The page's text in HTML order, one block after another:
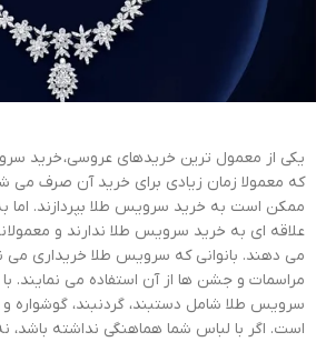
یکی از معمول ترین خریدهای عروسی، خرید
که معمولا زمان زیادی برای خرید آن صرف می
ممکن است به خرید سرویس طلا بپردازند. اما
علاقه ای به خرید سرویس طلا ندارند و معمولا
می دهند. بانوانی که سرویس طلا خریداری می
مراسمات و جشن ها از آن استفاده می نمایند.
سرویس طلا شامل دستبند، گردنبند، گوشواره و
است. اگر با لباس شما هماهنگی نداشته باشد،